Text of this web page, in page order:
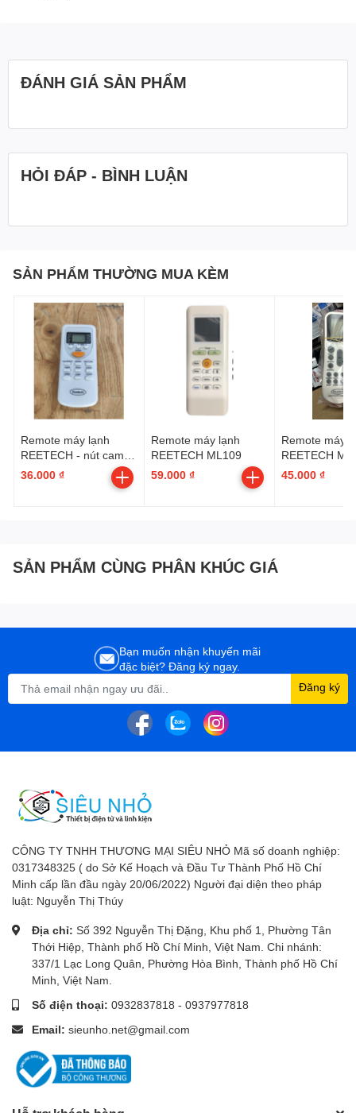
ĐÁNH GIÁ SẢN PHẨM
HỎI ĐÁP - BÌNH LUẬN
SẢN PHẨM THƯỜNG MUA KÈM
Remote máy lạnh
REETECH - nút cam
tam giác
36.000 ₫
Remote máy lạnh
REETECH ML109
59.000 ₫
Remote máy
REETECH
45.000 ₫
SẢN PHẨM CÙNG PHÂN KHÚC GIÁ
Bạn muốn nhận khuyến mãi
đặc biệt? Đăng ký ngay.
Đăng ký
CÔNG TY TNHH THƯƠNG MẠI SIÊU NHỎ Mã số doanh nghiệp:
0317348325 ( do Sở Kế Hoạch và Đầu Tư Thành Phố Hồ Chí
Minh cấp lần đầu ngày 20/06/2022) Người đại diện theo pháp
luật: Nguyễn Thị Thúy
Địa chỉ: Số 392 Nguyễn Thị Đặng, Khu phố 1, Phường Tân
Thới Hiệp, Thành phố Hồ Chí Minh, Việt Nam. Chi nhánh:
337/1 Lạc Long Quân, Phường Hòa Bình, Thành phố Hồ Chí
Minh, Việt Nam.
Số điện thoại: 0932837818 - 0937977818
Email: sieunho.net@gmail.com